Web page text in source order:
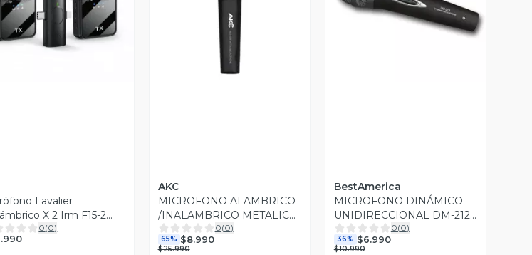
Vista Previa
Lavalier
X 2 Irm F15-2
Podcast
0(0)
Vista Previa
AKC
MICROFONO ALAMBRICO
/INALAMBRICO METALICO
AKC
0(0)
65% $8.990
$25.990
Vista Previa
BestAmerica
MICROFONO DINÁMICO
UNIDIRECCIONAL DM-212
BESTAMERICA
0(0)
36% $6.990
$10.990